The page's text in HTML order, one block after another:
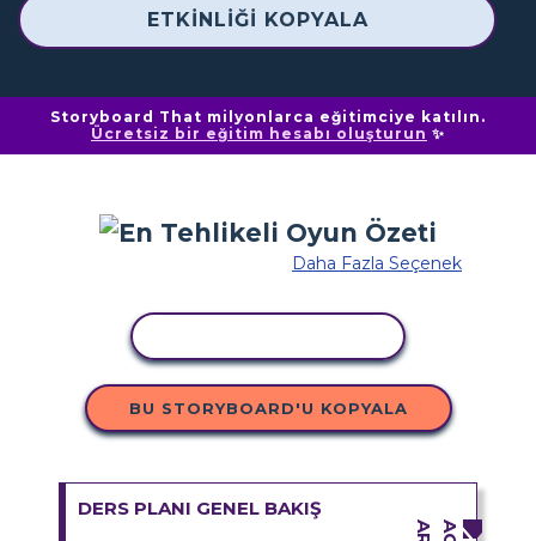
ETKINLIĞI KOPYALA
Storyboard That milyonlarca eğitimciye katılın.
Ücretsiz bir eğitim hesabı oluşturun ✨
Daha Fazla Seçenek
BU STORYBOARD'U KOPYALA
DERS PLANI GENEL BAKIŞ